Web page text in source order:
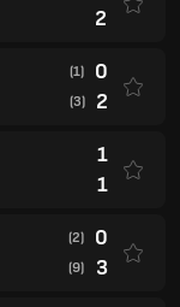
2
(1) 0
(3) 2
1
1
(2) 0
(9) 3